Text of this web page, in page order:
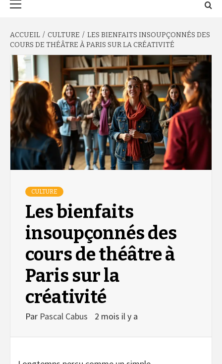
ACCUEIL CULTURE
LES BIENFAITS INSOUPÇONNÉS DES
COURS DE THÉÂTRE À PARIS SUR LA CRÉATIVITÉ
CULTURE
Les bienfaits
insoupçonnés des
cours de théâtre à
Paris sur la
créativité
Par Pascal Cabus 2 mois il y a